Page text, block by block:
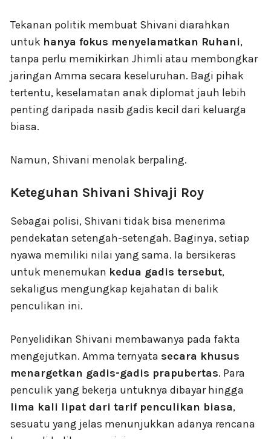
Tekanan politik membuat Shivani diarahkan
untuk hanya fokus menyelamatkan Ruhani,
tanpa perlu memikirkan Jhimli atau membongkar
jaringan Amma secara keseluruhan. Bagi pihak
tertentu, keselamatan anak diplomat jauh lebih
penting daripada nasib gadis kecil dari keluarga
biasa.
Namun, Shivani menolak berpaling.
Keteguhan Shivani Shivaji Roy
Sebagai polisi, Shivani tidak bisa menerima
pendekatan setengah-setengah. Baginya, setiap
nyawa memiliki nilai yang sama. Ia bersikeras
untuk menemukan kedua gadis tersebut,
sekaligus mengungkap kejahatan di balik
penculikan ini.
Penyelidikan Shivani membawanya pada fakta
mengejutkan. Amma ternyata secara khusus
menargetkan gadis-gadis prapubertas. Para
penculik yang bekerja untuknya dibayar hingga
lima kali lipat dari tarif penculikan biasa,
sesuatu yang jelas menunjukkan adanya rencana